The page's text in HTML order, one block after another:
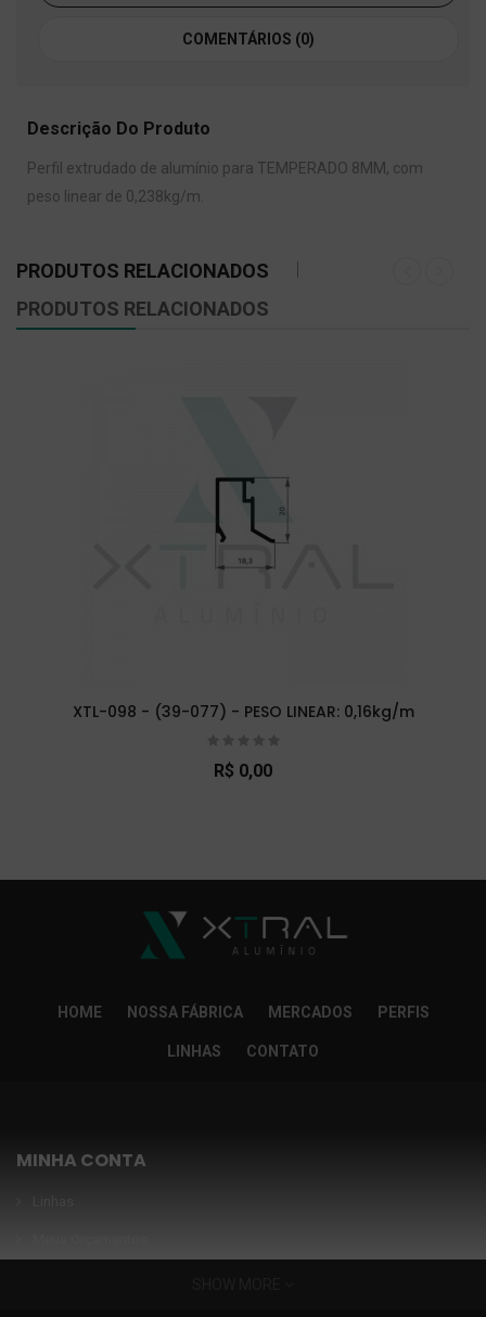
COMENTÁRIOS (0)
Descrição Do Produto
Perfil extrudado de alumínio para TEMPERADO 8MM, com
peso linear de 0,238kg/m.
PRODUTOS RELACIONADOS
PRODUTOS RELACIONADOS
XTL-098 - (39-077) - PESO LINEAR: 0,16kg/m
R$ 0,00
HOME NOSSA FÁBRICA MERCADOS PERFIS
LINHAS CONTATO
MINHA CONTA